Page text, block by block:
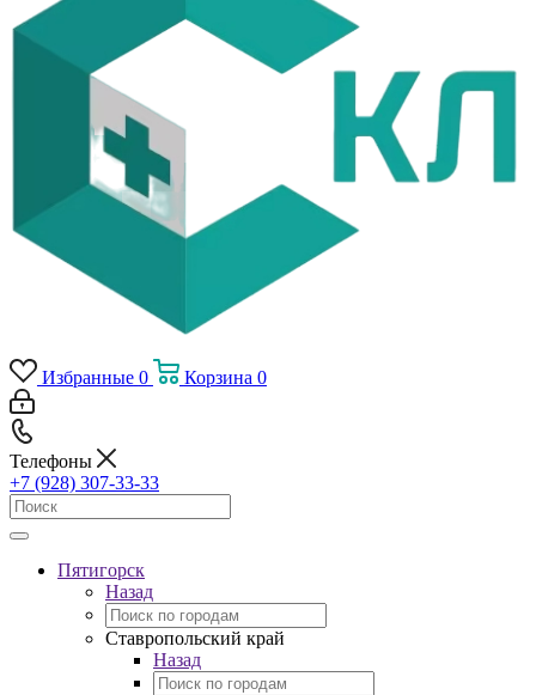
Избранные 0 Корзина 0
Телефоны
+7 (928) 307-33-33
Пятигорск
Назад
Ставропольский край
Назад